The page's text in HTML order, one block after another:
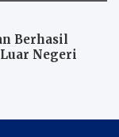
Berhasil
Negeri